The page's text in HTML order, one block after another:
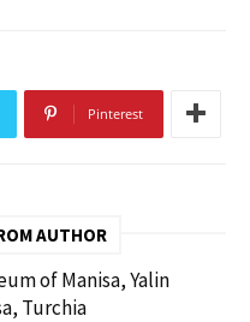
Pinterest
AUTHOR
of Manisa, Yalin
Turchia